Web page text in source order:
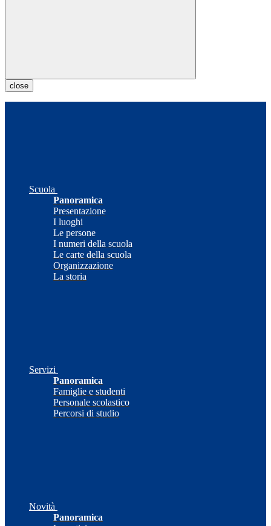
close
Scuola
Panoramica
Presentazione
I luoghi
Le persone
I numeri della scuola
Le carte della scuola
Organizzazione
La storia
Servizi
Panoramica
Famiglie e studenti
Personale scolastico
Percorsi di studio
Novità
Panoramica